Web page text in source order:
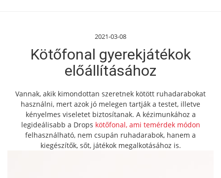
2021-03-08
Kötőfonal gyerekjátékok
előállításához
Vannak, akik kimondottan szeretnek kötött ruhadarabokat
használni, mert azok jó melegen tartják a testet, illetve
kényelmes viseletet biztosítanak. A kézimunkához a
legideálisabb a Drops kötőfonal, ami temérdek módon
felhasználható, nem csupán ruhadarabok, hanem a
kiegészítők, sőt, játékok megalkotásához is.